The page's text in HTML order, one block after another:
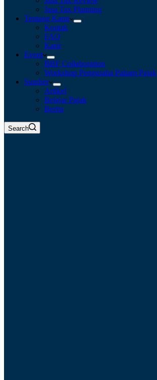
Jasa Tax Planning
Tentang Kami
Kontak
FAQ
Karir
Event
BBF Collaboration
Workshop Pengusaha Paham Pajak
Sumber
Artikel
Belajar Pajak
Berita
Search